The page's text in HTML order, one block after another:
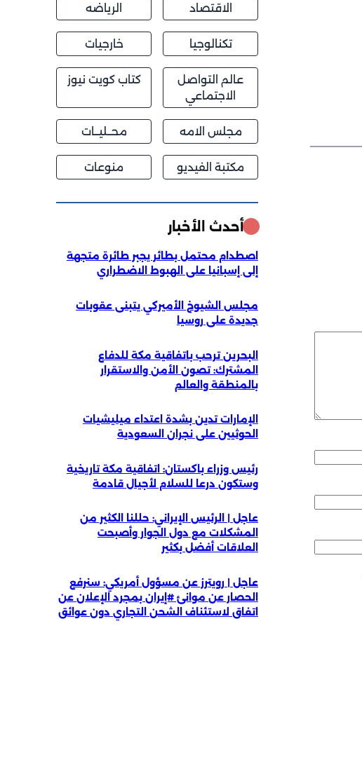
الاقتصاد الرياضه
تكنالوجيا خارجيات
عالم التواصل
الاجتماعي
كتاب كويت نيوز
مجلس الامه محــليــات
مكتبة الفيديو منوعات
أحدث الأخبار
اصطدام محتمل بطائر يجبر طائرة متجهة
إلى إسبانيا على الهبوط الاضطراري
مجلس الشيوخ الأميركي يتبنى عقوبات
جديدة على روسيا
البحرين ترحب باتفاقية مكة للدفاع
المشترك: تصون الأمن والاستقرار
بالمنطقة والعالم
الإمارات تدين بشدة اعتداء ميليشيات
الحوثيين على نجران السعودية
رئيس وزراء باكستان: اتفاقية مكة تاريخية
وستكون درعا للسلام لأجيال قادمة
عاجل | الرئيس الإيراني: حللنا الكثير من
المشكلات مع دول الجوار وأصبحت
العلاقات أفضل بكثير
عاجل | رويترز عن مسؤول أمريكي: سنرفع
الحصار عن موانئ #إيران بمجرد الإعلان عن
اتفاق لاستئناف الشحن التجاري دون عوائق